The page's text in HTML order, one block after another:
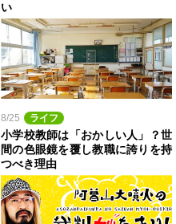
い
8/25 ライフ
小学校教師は「おかしい人」？世
間の色眼鏡を覆し教職に誇りを持
つべき理由